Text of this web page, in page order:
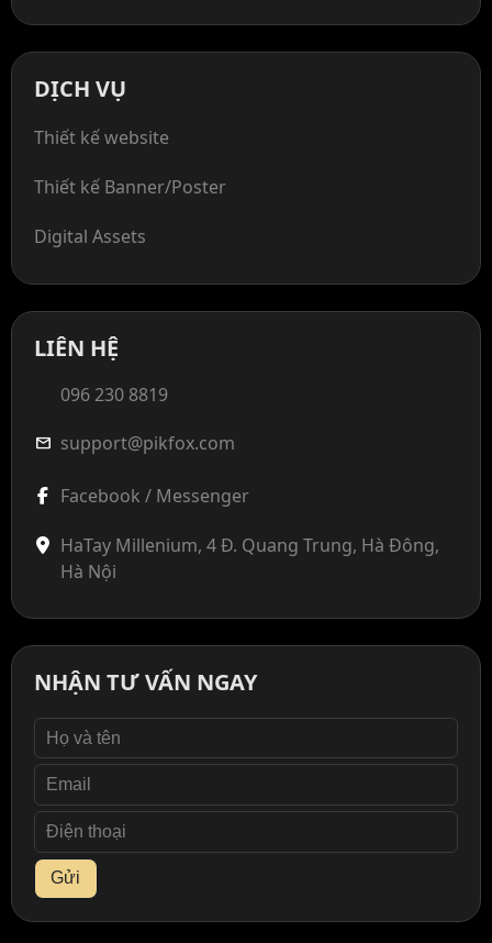
DỊCH VỤ
Thiết kế website
Thiết kế Banner/Poster
Digital Assets
LIÊN HỆ
096 230 8819
mail support@pikfox.com
Facebook / Messenger
HaTay Millenium, 4 Đ. Quang Trung, Hà Đông,
Hà Nội
NHẬN TƯ VẤN NGAY
Gửi